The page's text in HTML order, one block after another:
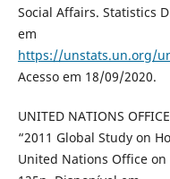
Social Affairs. Statistics
em
https://unstats.un.org/
Acesso em 18/09/2020.
UNITED NATIONS
“2011 Global Study on
United Nations Office